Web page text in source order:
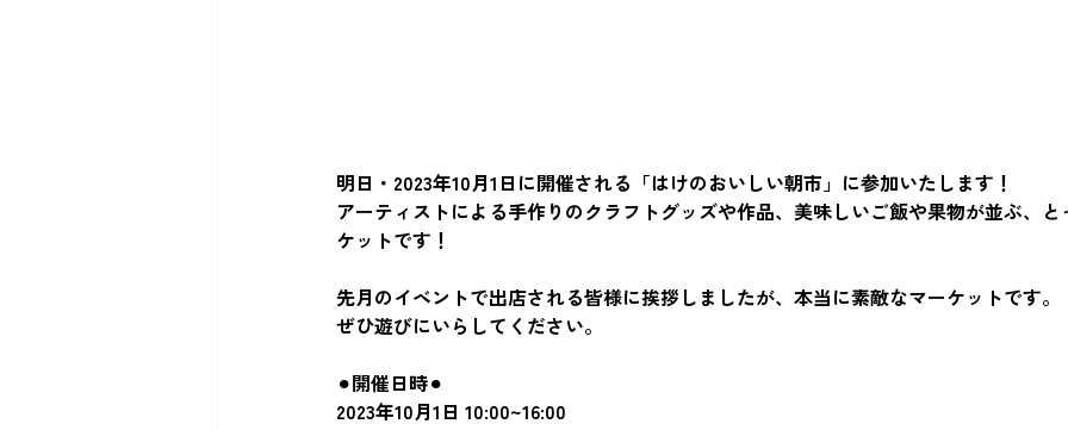
明日・2023年10月1日に開催される「はけのおいしい朝市」に参加いたします！
アーティストによる手作りのクラフトグッズや作品、美味しいご飯や果物が並ぶ、と
ケットです！
先月のイベントで出店される皆様に挨拶しましたが、本当に素敵なマーケットです。
ぜひ遊びにいらしてください。
⚫︎開催日時⚫︎
2023年10月1日 10:00~16:00